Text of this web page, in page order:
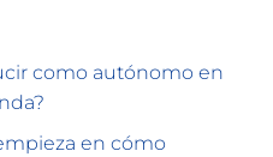
como autónomo en
en cómo